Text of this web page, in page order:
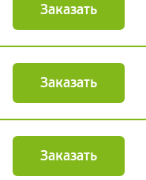
Заказать
Заказать
Заказать